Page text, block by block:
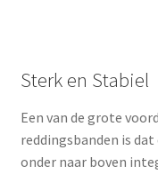
Sterk en Stabiel
Een van de grote
reddingsbanden is
onder naar boven